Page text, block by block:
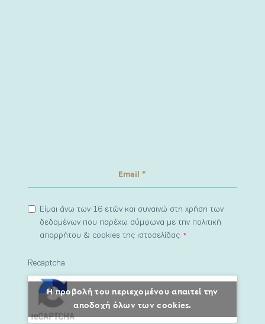
Είμαι άνω των 16 ετών και συναινώ στη χρήση των
δεδομένων που παρέχω σύμφωνα με την πολιτική
απορρήτου & cookies της ιστοσελίδας.*
Recaptcha
Η προβολή του περιεχομένου απαιτεί την
αποδοχή όλων των cookies.